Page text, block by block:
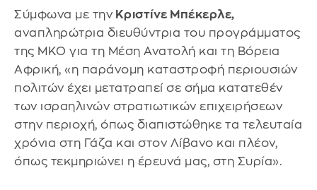
Σύμφωνα με την Κριστίνε Μπέκερλε,
αναπληρώτρια διευθύντρια του προγράμματος
της ΜΚΟ για τη Μέση Ανατολή και τη Βόρεια
Αφρική, «η παράνομη καταστροφή περιουσιών
πολιτών έχει μετατραπεί σε σήμα κατατεθέν
των ισραηλινών στρατιωτικών επιχειρήσεων
στην περιοχή, όπως διαπιστώθηκε τα τελευταία
χρόνια στη Γάζα και στον Λίβανο και πλέον,
όπως τεκμηριώνει η έρευνά μας, στη Συρία».